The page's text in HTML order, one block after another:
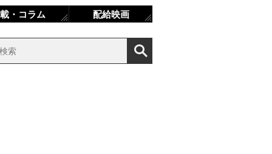
・コラム 配給映画